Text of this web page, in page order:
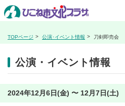
TOPページ 公演･イベント情報 刀剣即売会
公演・イベント情報
2024年12月6日(金) 〜 12月7日(土)